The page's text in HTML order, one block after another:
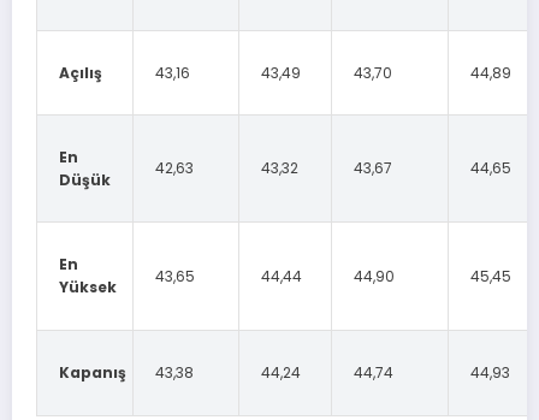
Açılış 43,16 43,49 43,70 44,89
En
Düşük
42,63 43,32 43,67 44,65
En
Yüksek
43,65 44,44 44,90 45,45
Kapanış 43,38 44,24 44,74 44,93